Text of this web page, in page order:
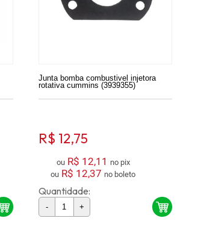
Junta bomba combustivel injetora
rotativa cummins (3939355)
R$ 12,75
ou R$ 12,11
no pix
ou R$ 12,37 no boleto
Quantidade:
- +